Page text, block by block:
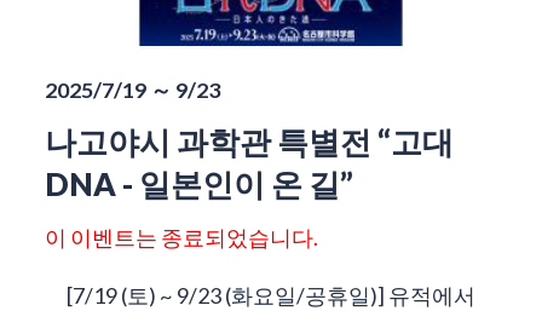
2025/7/19 ～ 9/23
나고야시 과학관 특별전 “고대
DNA - 일본인이 온 길”
이 이벤트는 종료되었습니다.
[7/19 (토) ~ 9/23 (화요일/공휴일)] 유적에서